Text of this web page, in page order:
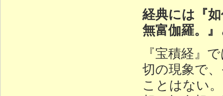
経典には『
無富伽羅。
『宝積経』
切の現象で
ことはない